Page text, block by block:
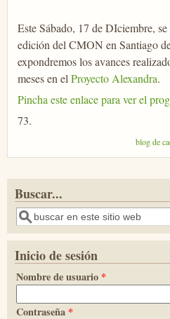
Este Sábado, 17 de DIciembre,
edición del CMON en Santiago
expondremos los avances
meses en el Proyecto Alexandra.
Pincha este enlace para ver el
73.
blog de
Buscar...
Buscar
Inicio de sesión
Nombre de usuario *
Contraseña *